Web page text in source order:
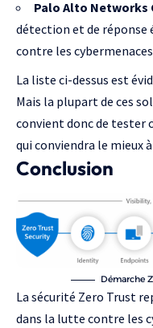
Palo Alto Networks
détection et de réponse
contre les
La liste ci-dessus est
Mais la plupart de ces
convient donc de tester
qui conviendra le mieux
Conclusion
Démarche
La sécurité Zero Trust
dans la lutte contre les